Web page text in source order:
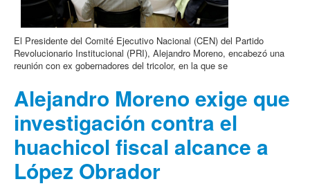
El Presidente del Comité Ejecutivo Nacional (CEN) del Partido
Revolucionario Institucional (PRI), Alejandro Moreno, encabezó una
reunión con ex gobernadores del tricolor, en la que se
Alejandro Moreno exige que
investigación contra el
huachicol fiscal alcance a
López Obrador